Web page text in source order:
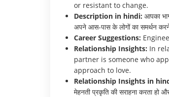
or resistant to change.
Description in hindi: आपका
अपने आस-पास के लोगों का समर्थन
Career Suggestions:
Relationship Insights: In
partner is someone who
approach to love.
Relationship Insights in
मेहनती प्रकृति की सराहना करता हो